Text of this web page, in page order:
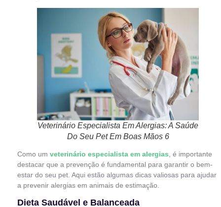
Veterinário Especialista Em Alergias: A Saúde
Do Seu Pet Em Boas Mãos 6
Como um veterinário especialista em alergias , é importante
destacar que a prevenção é fundamental para garantir o bem-
estar do seu pet. Aqui estão algumas dicas valiosas para ajudar
a prevenir alergias em animais de estimação.
Dieta Saudável e Balanceada